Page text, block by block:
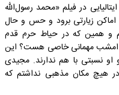
در فیلم «محمد رسول‌الله
زیارتی برود و حس و حال
و همین که در حیاط حرم قدم
امشب مهمانی خاصی هست؟ این
نسبتی با هم ندارند. مجیدی
هیچ مکان مذهبی نداشتم که